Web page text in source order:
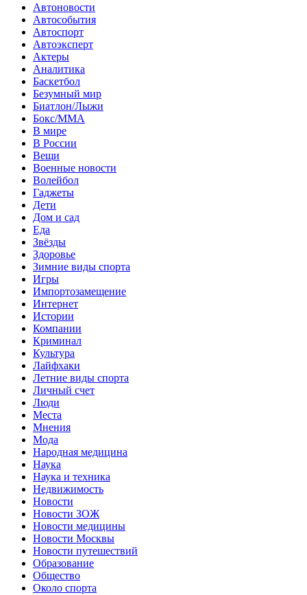
Автоновости
Автособытия
Автоспорт
Автоэксперт
Актеры
Аналитика
Баскетбол
Безумный мир
Биатлон/Лыжи
Бокс/MMA
В мире
В России
Вещи
Военные новости
Волейбол
Гаджеты
Дети
Дом и сад
Еда
Звёзды
Здоровье
Зимние виды спорта
Игры
Импортозамещение
Интернет
Истории
Компании
Криминал
Культура
Лайфхаки
Летние виды спорта
Личный счет
Люди
Места
Мнения
Мода
Народная медицина
Наука
Наука и техника
Недвижимость
Новости
Новости ЗОЖ
Новости медицины
Новости Москвы
Новости путешествий
Образование
Общество
Около спорта